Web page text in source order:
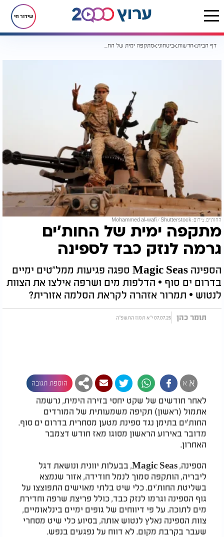
שידור חי
דף הבית חדשות ביטחוני מתקפה ימית של החות'ים גרמה לנזק כבד לספינה
החות'ים. צילום: Mohammed al-wafi / Shutterstock
מתקפה ימית של החות'ים
גרמה לנזק כבד לספינה
הספינה Magic Seas ספגה פגיעות ממל"טים ימיים
בדרום ים סוף • הדלפות מים ושרפה אילצו את הצוות
לנטוש • תמרור אזהרה לקראת הסלמה אזורית?
תומר כהן 07.07.25 י"א תמוז התשפ"ה
א א הוספת תגובה
לאחר חודשים של שקט יחסי בזירה הימית, נרשמה
אתמול (ראשון) תקיפה משמעותית של המורדים
החות'ים בתימן נגד ספינת מטען מסחרית בדרום ים סוף.
מדובר באירוע הראשון מסוגו מאז חודש דצמבר
האחרון.
הספינה, Magic Seas, בבעלות יוונית ונושאת דגל
ליבריה, הותקפה סמוך לנמל חודידה, אזור שנמצא
בשליטת החות'ים. כלי שיט בלתי מאוישים התפוצצו על
גוף הספינה וגרמו לנזק כבד, כולל פריצת שרפה וחדירת
מים לתוכה. על פי דיווחים של גופים ימיים בינלאומיים,
צוות הספינה נאלץ לנטוש אותה, בסיוע כלי שיט מסחרי
שעבר בקרבת מקום. לא דווח על נפגעים בנפש.